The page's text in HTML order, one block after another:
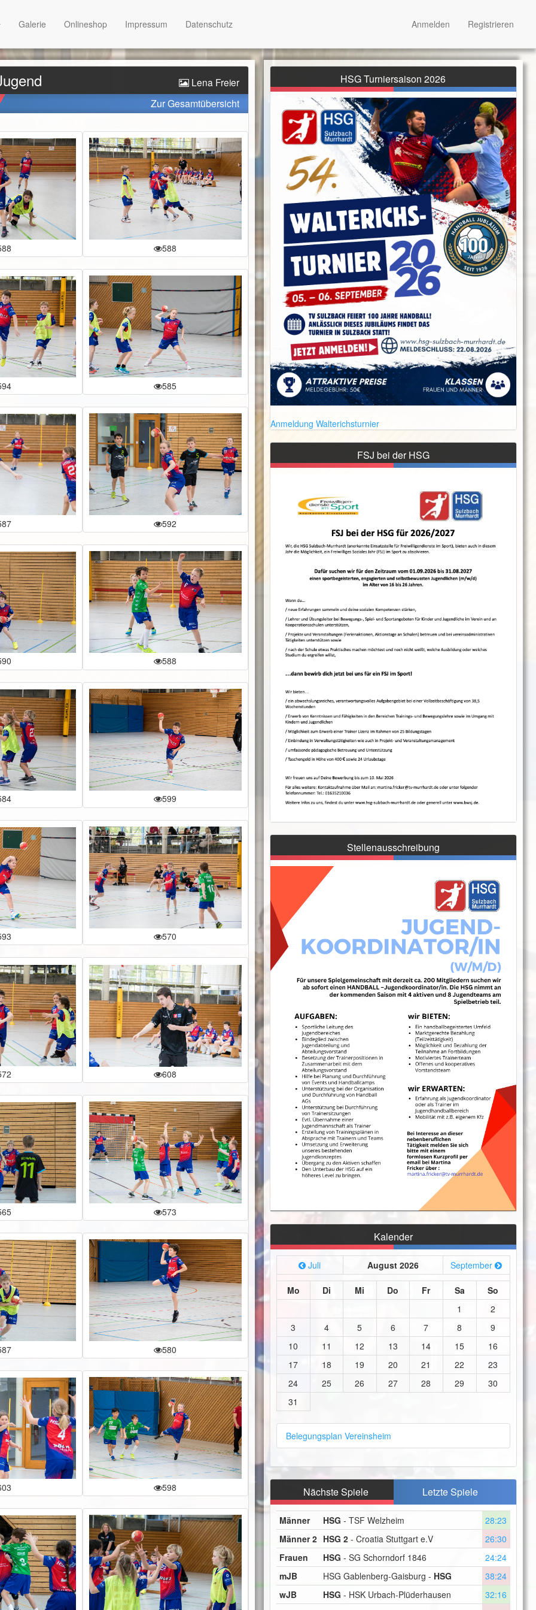
Lena Freier
Zur Gesamtübersicht
588
585
592
588
599
570
608
573
580
598
HSG Turniersaison 2026
Anmeldung Walterichsturnier
FSJ bei der HSG
Stellenausschreibung
Kalender
Juli August 2026 September
Mo Di Mi Do Fr Sa
So
1
2
3
4 5 6 7 8
9
10
11 12 13 14 15
16
17
18 19 20 21 22
23
24
25 26 27 28 29
30
31
Belegungsplan Vereinsheim
Nächste Spiele Letzte Spiele
Männer HSG - TSF Welzheim
28:23
Männer 2 HSG 2- Croatia Stuttgart e.V
26:30
Frauen
HSG - SG Schorndorf 1846
24:24
mJB
HSG Gablenberg-Gaisburg - HSG
38:24
wJB
HSG - HSK Urbach-Plüderhausen
32:16
Galerie Onlineshop Impressum Datenschutz Anmelden Registrieren